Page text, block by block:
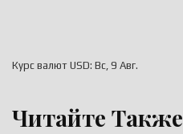
Курс валют USD: Вс, 9 Авг.
Читайте Также